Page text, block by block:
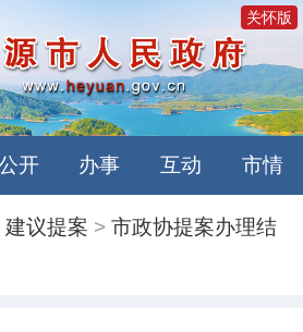
关怀版
开 办事 互动 市情
建议提案 >市政协提案办理结